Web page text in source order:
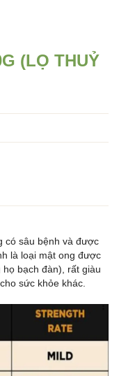
(LỌ THUỶ
có sâu bệnh và được
là loại mật ong được
họ bạch đàn), rất giàu
sức khỏe khác.